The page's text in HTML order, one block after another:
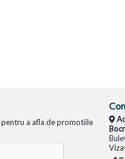
pentru a afla de promotiile